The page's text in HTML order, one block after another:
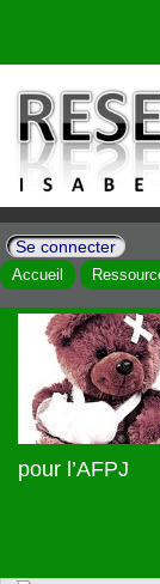
Se connecter
Accueil
pour l’AFPJ